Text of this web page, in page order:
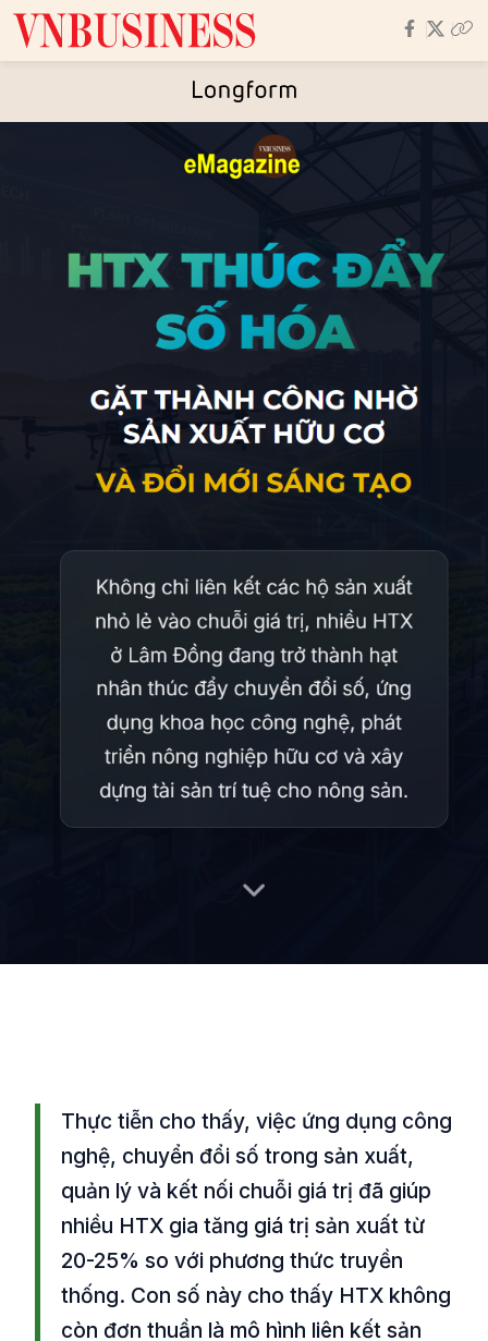
Thực tiễn cho thấy, việc ứng dụng công
nghệ, chuyển đổi số trong sản xuất,
quản lý và kết nối chuỗi giá trị đã giúp
nhiều HTX gia tăng giá trị sản xuất từ
20-25% so với phương thức truyền
thống. Con số này cho thấy HTX không
còn đơn thuần là mô hình liên kết sản